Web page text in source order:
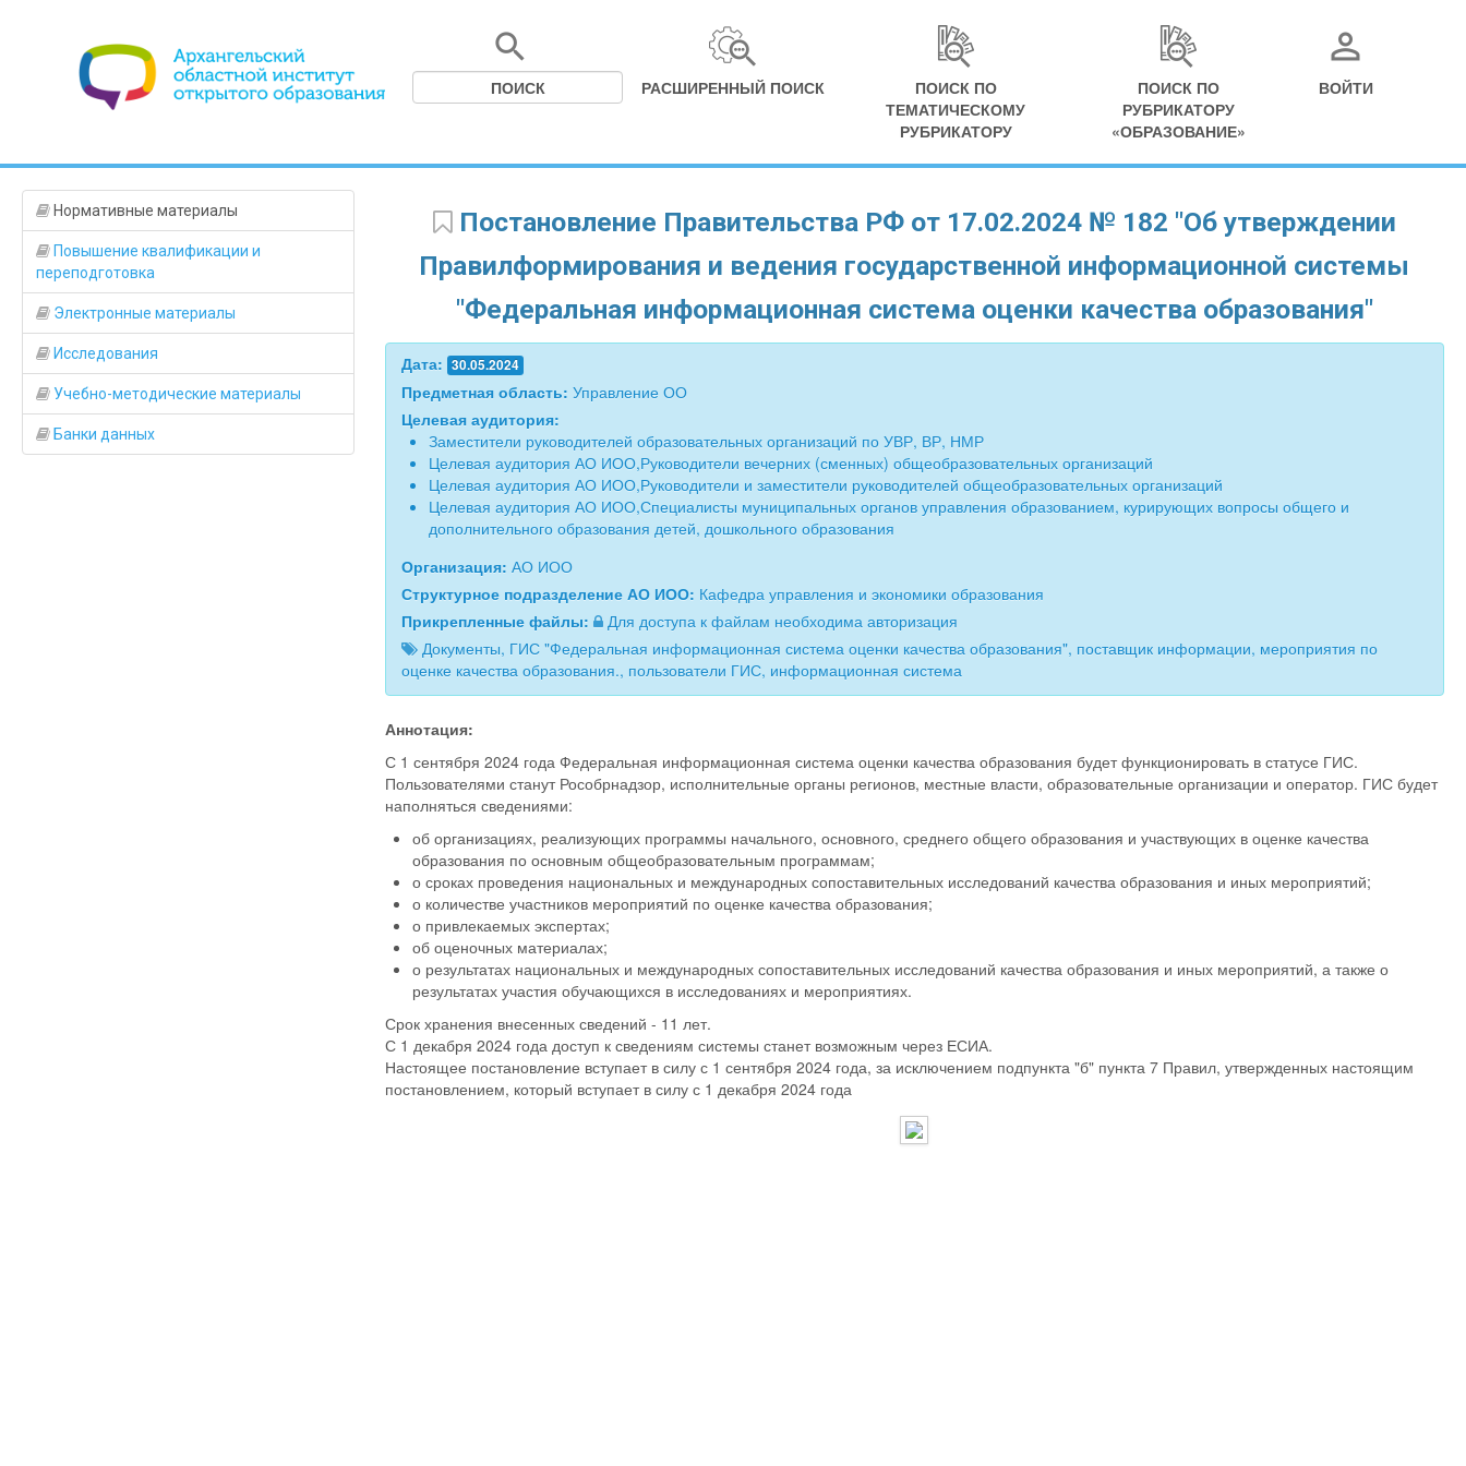
РАСШИРЕННЫЙ ПОИСК
ПОИСК ПО
ТЕМАТИЧЕСКОМУ
РУБРИКАТОРУ
ПОИСК ПО
РУБРИКАТОРУ
«ОБРАЗОВАНИЕ»
ВОЙТИ
Нормативные материалы
Повышение квалификации и
переподготовка
Электронные материалы
Исследования
Учебно-методические материалы
Банки данных
Постановление Правительства РФ от 17.02.2024 № 182 "Об утверждении
Правилформирования и ведения государственной информационной системы
"Федеральная информационная система оценки качества образования"
Дата: 30.05.2024
Предметная область: Управление ОО
Целевая аудитория:
Заместители руководителей образовательных организаций по УВР, ВР, НМР
Целевая аудитория АО ИОО,Руководители вечерних (сменных) общеобразовательных организаций
Целевая аудитория АО ИОО,Руководители и заместители руководителей общеобразовательных организаций
Целевая аудитория АО ИОО,Специалисты муниципальных органов управления образованием, курирующих вопросы общего и
дополнительного образования детей, дошкольного образования
Организация: АО ИОО
Структурное подразделение АО ИОО: Кафедра управления и экономики образования
Прикрепленные файлы:
Для доступа к файлам необходима авторизация
Документы, ГИС "Федеральная информационная система оценки качества образования", поставщик информации, мероприятия по
оценке качества образования., пользователи ГИС, информационная система
Аннотация:
С 1 сентября 2024 года Федеральная информационная система оценки качества образования будет функционировать в статусе ГИС.
Пользователями станут Рособрнадзор, исполнительные органы регионов, местные власти, образовательные организации и оператор. ГИС будет
наполняться сведениями:
об организациях, реализующих программы начального, основного, среднего общего образования и участвующих в оценке качества
образования по основным общеобразовательным программам;
о сроках проведения национальных и международных сопоставительных исследований качества образования и иных мероприятий;
о количестве участников мероприятий по оценке качества образования;
о привлекаемых экспертах;
об оценочных материалах;
о результатах национальных и международных сопоставительных исследований качества образования и иных мероприятий, а также о
результатах участия обучающихся в исследованиях и мероприятиях.
Срок хранения внесенных сведений - 11 лет.
С 1 декабря 2024 года доступ к сведениям системы станет возможным через ЕСИА.
Настоящее постановление вступает в силу с 1 сентября 2024 года, за исключением подпункта "б" пункта 7 Правил, утвержденных настоящим
постановлением, который вступает в силу с 1 декабря 2024 года